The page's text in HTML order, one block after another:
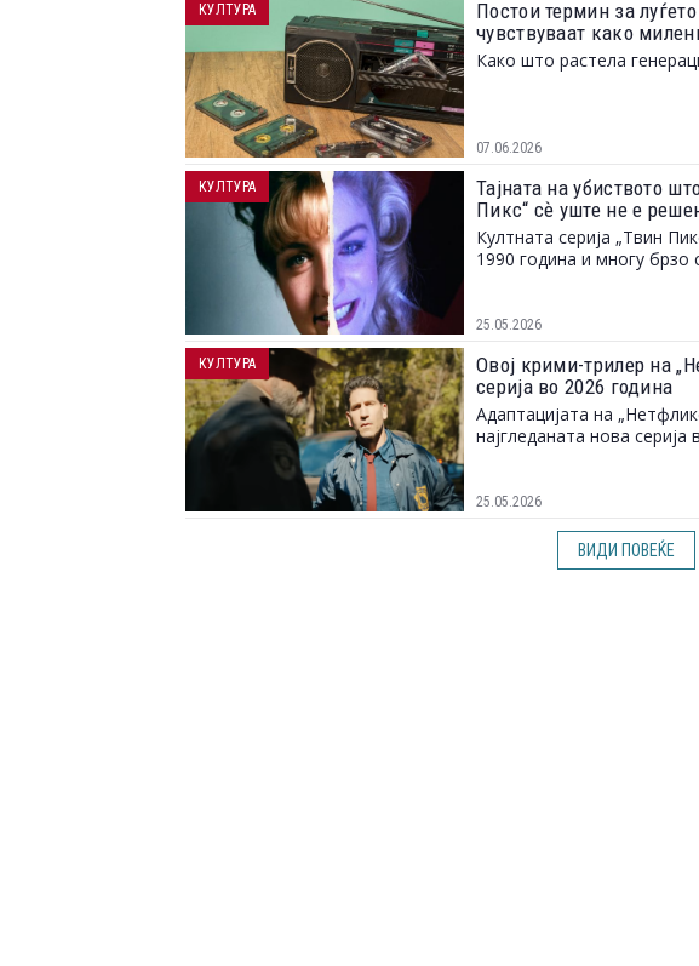
Постои термин за
чувствуваат како
Како што растела
07.06.2026
КУЛТУРА
Тајната на убиството
Пикс“ сѐ уште не е
Култната серија „Твин
1990 година и многу брзо
25.05.2026
КУЛТУРА
Овој крими-трилер на
серија во 2026 година
Адаптацијата на
најгледаната нова серија
25.05.2026
КУЛТУРА
ВИДИ ПОВЕЌЕ